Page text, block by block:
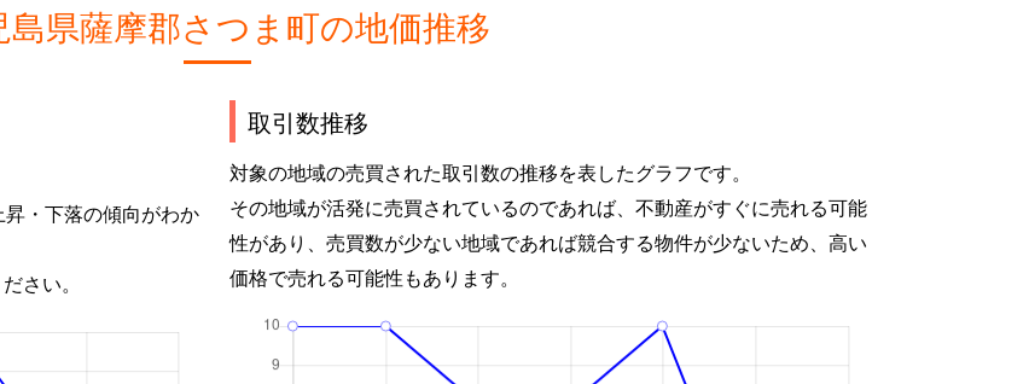
島県薩摩郡さつま町の地価推移
・下落の傾向がわか
さい。
取引数推移
対象の地域の売買された取引数の推移を表したグラフです。
その地域が活発に売買されているのであれば、不動産がすぐに売れる可能
性があり、売買数が少ない地域であれば競合する物件が少ないため、高い
価格で売れる可能性もあります。